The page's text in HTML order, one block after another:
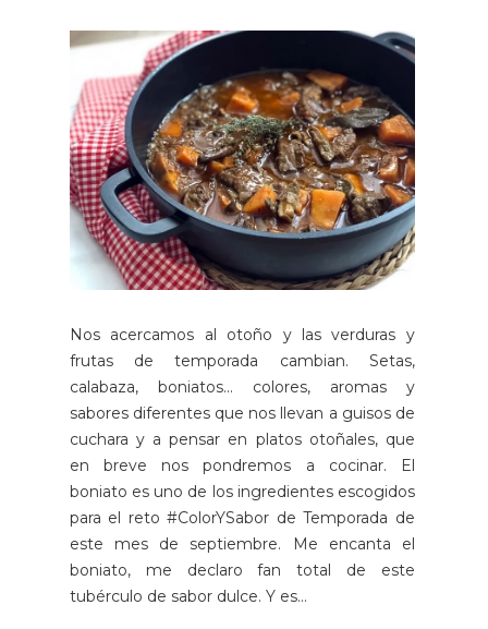
Nos acercamos al otoño y las verduras y
frutas de temporada cambian. Setas,
calabaza, boniatos... colores, aromas y
sabores diferentes que nos llevan a guisos de
cuchara y a pensar en platos otoñales, que
en breve nos pondremos a cocinar. El
boniato es uno de los ingredientes escogidos
para el reto #ColorYSabor de Temporada de
este mes de septiembre. Me encanta el
boniato, me declaro fan total de este
tubérculo de sabor dulce. Y es...